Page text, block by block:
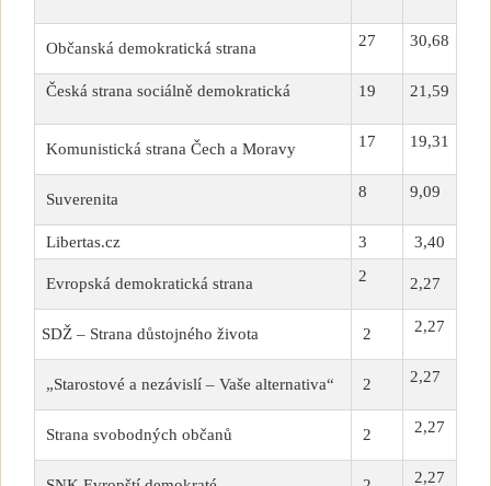
Občanská demokratická strana 27 30,68
Česká strana sociálně demokratická 19 21,59
Komunistická strana Čech a Moravy 17 19,31
Suverenita 8 9,09
Libertas.cz 3 3,40
Evropská demokratická strana 2 2,27
SDŽ – Strana důstojného života 2 2,27
„Starostové a nezávislí – Vaše alternativa“ 2 2,27
Strana svobodných občanů 2 2,27
2,27